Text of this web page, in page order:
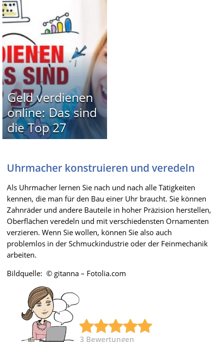
Geld verdienen
online: Das sind
die Top 27
Uhrmacher konstruieren und veredeln
Als Uhrmacher lernen Sie nach und nach alle Tätigkeiten
kennen, die man für den Bau einer Uhr braucht. Sie können
Zahnräder und andere Bauteile in hoher Präzision herstellen,
Oberflächen veredeln und mit verschiedensten Ornamenten
verzieren. Wenn Sie wollen, können Sie also auch
problemlos in der Schmuckindustrie oder der Feinmechanik
arbeiten.
Bildquelle: © gitanna – Fotolia.com
3 Bewertungen